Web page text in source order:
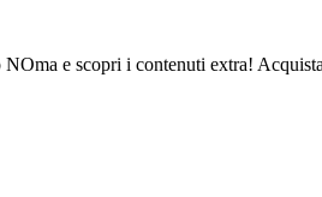
e scopri i contenuti extra!